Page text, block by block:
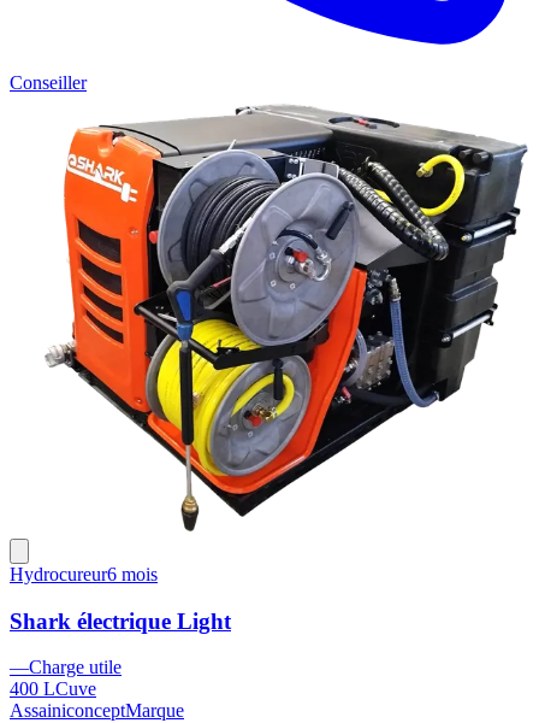
Conseiller
Hydrocureur6 mois
Shark électrique Light
—Charge utile
400 LCuve
AssainiconceptMarque